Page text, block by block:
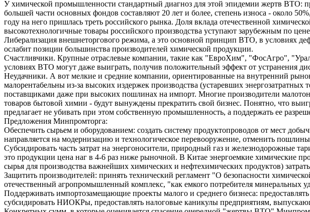
У химической промышленности стандартный диагноз для этой эпидемии жертв ВТО:
большей части основных фондов составляют 20 лет и более, степень износа - около
году на него пришлась треть российского рынка. Доля вклада отечественной
высокотехнологичные товары российского производства уступают зарубежным по цене
Либерализация внешнеторгового режима, а это основной принцип ВТО, в условиях
ослабит позиции большинства производителей химической продукции.
Счастливчики. Крупные отраслевые компании, такие как "ЕвроХим", "ФосАгро",
условиях ВТО могут даже выиграть, получив положительный эффект от устранения
Неудачники. А вот мелкие и средние компании, ориентированные на внутренний
малорентабельны из-за высоких издержек производства (устаревших
поставщиками даже при высоких пошлинах на импорт. Многие производители
товаров бытовой химии - будут вынуждены прекратить свой бизнес. Понятно, что
предлагает не убивать при этом собственную промышленность, а поддержать ее
Предложения Минпромторга:
Обеспечить сырьем и оборудованием: создать систему продуктопроводов от мест
направляется на модернизацию и технологическое перевооружение, отменить
Субсидировать часть затрат на энергоносители, природный газ и
это продукции цена наг в 4-6 раз ниже рыночной. В Китае энергоемкие химические
сырья для производства важнейших химических и нефтехимических продуктов)
Защитить производителей: принять технический регламент "О безопасности
отечественный агропромышленный комплекс, "как емкого потребителя минеральных
Поддерживать импортозамещающие проекты малого и среднего бизнеса:
субсидировать НИОКРы, предоставлять налоговые каникулы предприятиям,